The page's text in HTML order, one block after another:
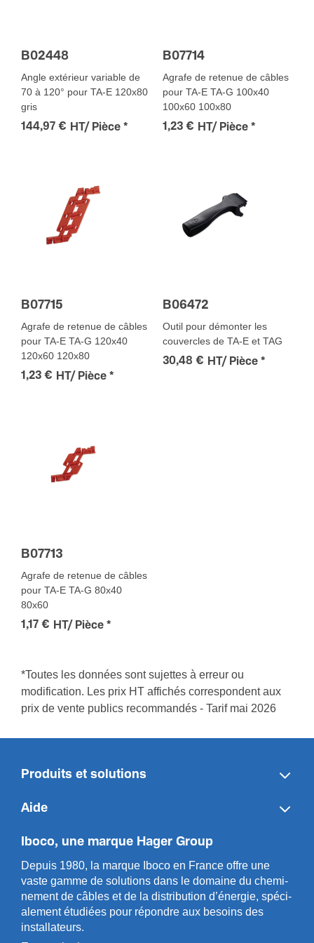
B02448
Angle extérieur variable de
70 à 120° pour TA-E 120x80
gris
144,97 € HT/ Pièce *
B07714
Agrafe de retenue de câbles
pour TA-E TA-G 100x40
100x60 100x80
1,23 € HT/ Pièce *
B07715
Agrafe de retenue de câbles
pour TA-E TA-G 120x40
120x60 120x80
1,23 € HT/ Pièce *
B06472
Outil pour démonter les
couvercles de TA-E et TAG
30,48 € HT/ Pièce *
B07713
Agrafe de retenue de câbles
pour TA-E TA-G 80x40
80x60
1,17 € HT/ Pièce *
*Toutes les données sont sujettes à erreur ou
modification. Les prix HT affichés correspondent aux
prix de vente publics recommandés - Tarif mai 2026
Produits et solutions
Aide
Iboco, une marque Hager Group
Depuis 1980, la marque Iboco en France offre une
vaste gamme de solut­ions dans le domaine du chemi­
n­ement de câbles et de la distri­bution d’énergie, spéci­
a­l­ement étudiées pour répondre aux besoins des
installa­teurs.